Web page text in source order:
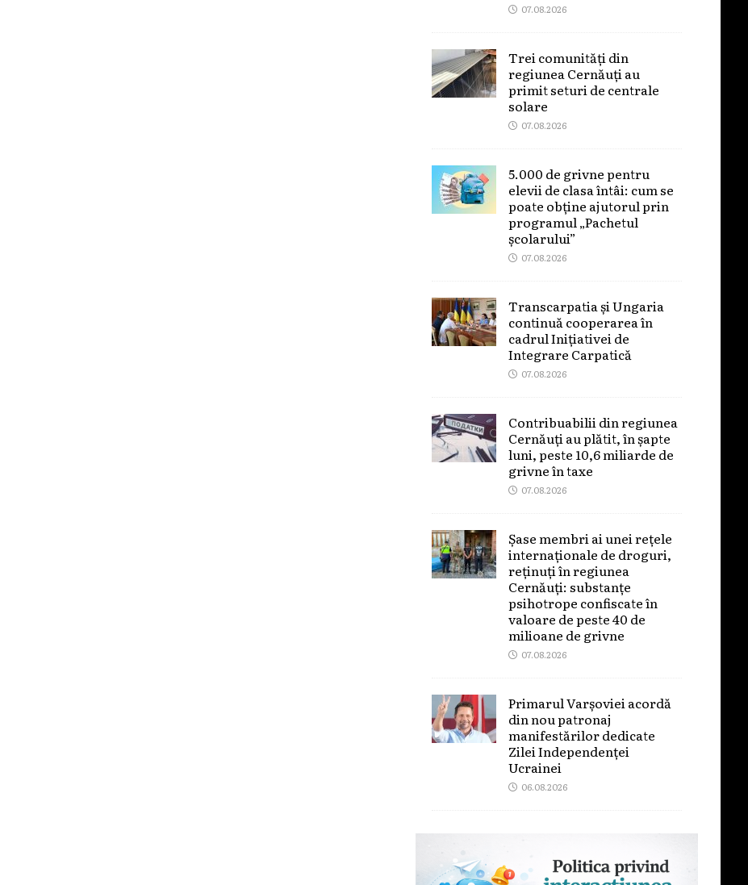
07.08.2026
Trei comunități din
regiunea Cernăuți au
primit seturi de centrale
solare
07.08.2026
5.000 de grivne pentru
elevii de clasa întâi: cum se
poate obține ajutorul prin
programul „Pachetul
școlarului”
07.08.2026
Transcarpatia și Ungaria
continuă cooperarea în
cadrul Inițiativei de
Integrare Carpatică
07.08.2026
Contribuabilii din regiunea
Cernăuți au plătit, în șapte
luni, peste 10,6 miliarde de
grivne în taxe
07.08.2026
Șase membri ai unei rețele
internaționale de droguri,
reținuți în regiunea
Cernăuți: substanțe
psihotrope confiscate în
valoare de peste 40 de
milioane de grivne
07.08.2026
Primarul Varșoviei acordă
din nou patronaj
manifestărilor dedicate
Zilei Independenței
Ucrainei
06.08.2026